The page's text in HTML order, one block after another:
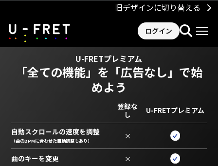
旧デザインに切り替える
ログイン
U-FRETプレミアム
「全ての機能」を 「広告なし」で始
めよう
登録な
し
U-FRETプレミアム
自動スクロールの速度を調整
（曲のBPMに合わせた自動調整もあり） ×
曲のキーを変更 ×